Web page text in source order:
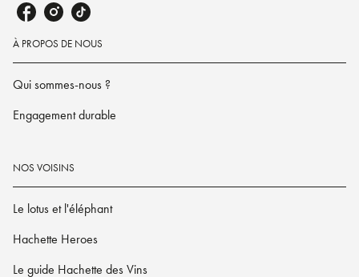
À PROPOS DE NOUS
Qui sommes-nous ?
Engagement durable
NOS VOISINS
Le lotus et l'éléphant
Hachette Heroes
Le guide Hachette des Vins